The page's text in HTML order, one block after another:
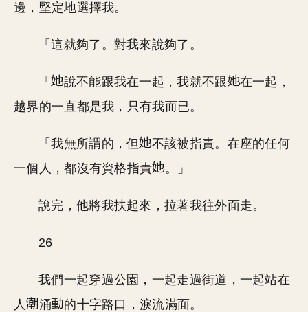
邊，堅定地選擇我。
「這就夠了。對我來說夠了。
「 說不能跟我在一起，我就不跟
在一起，
越界的一直都是我，只有我而已。
「我無所謂的，但
不該被指責。在座的任何
一個人，都沒有資格指責
。」
說完，他將我扶起來，拉著我往外面走。
26
我們一起穿過公園，一起走過街道，一起站在
人
涌 的十字路口，淚流滿面。